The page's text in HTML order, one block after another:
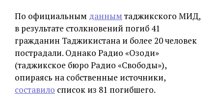
По официальным данным таджикского МИД,
в результате столкновений погиб 41
гражданин Таджикистана и более 20 человек
пострадали. Однако Радио «Озоди»
(таджикское бюро Радио «Свободы»),
опираясь на собственные источники,
составило список из 81 погибшего.